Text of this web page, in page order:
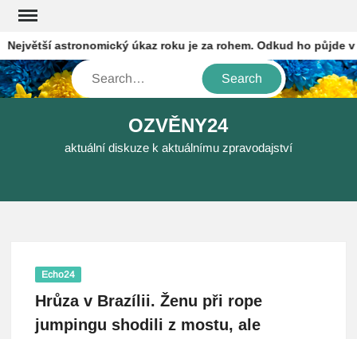
Skip
content
astronomický úkaz roku je za rohem. Odkud ho půjde v
Search
OZVĚNY24
aktuální diskuze k aktuálnímu zpravodajství
Echo24
Hrůza v Brazílii. Ženu při rope
jumpingu shodili z mostu, ale